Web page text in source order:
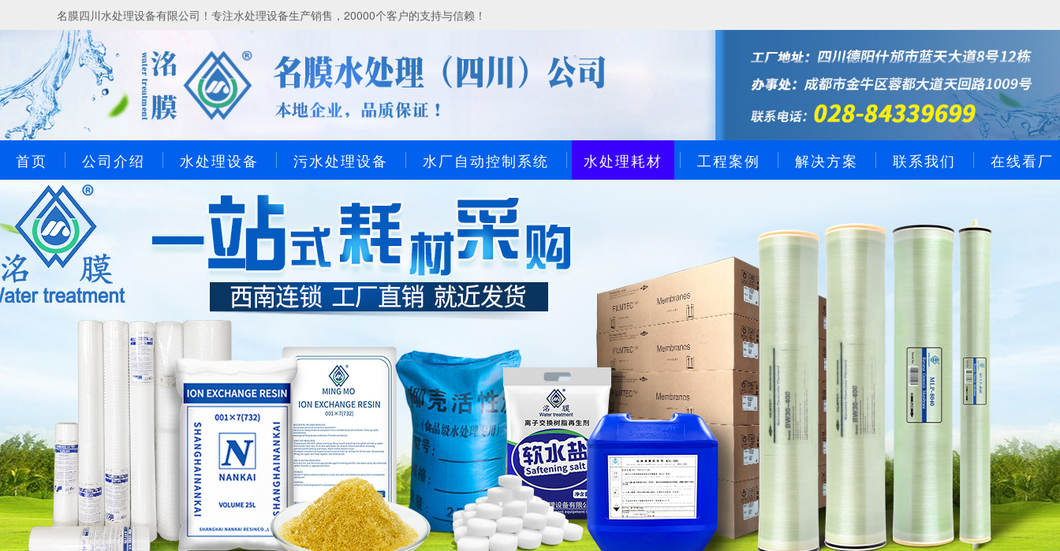
名膜四川水处理设备有限公司！专注水处理设备生产销售，20000个客户的支持与信赖！
首页 公司介绍 水处理设备 污水处理设备 水厂自动控制系统 水处理耗材 工程案例 解决方案 联系我们 在线看厂